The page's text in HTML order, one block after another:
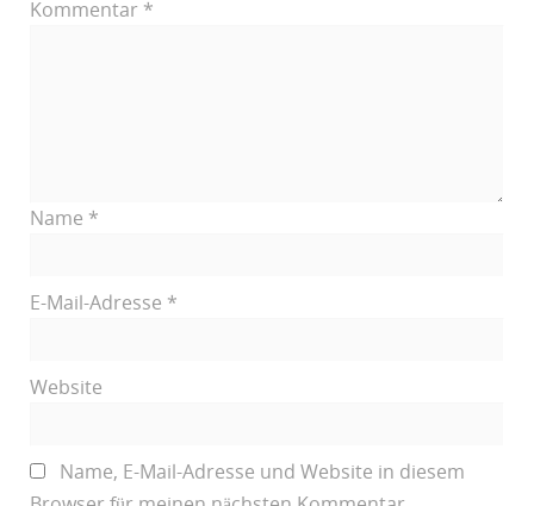
Kommentar *
Name *
E-Mail-Adresse *
Website
Name, E-Mail-Adresse und Website in diesem